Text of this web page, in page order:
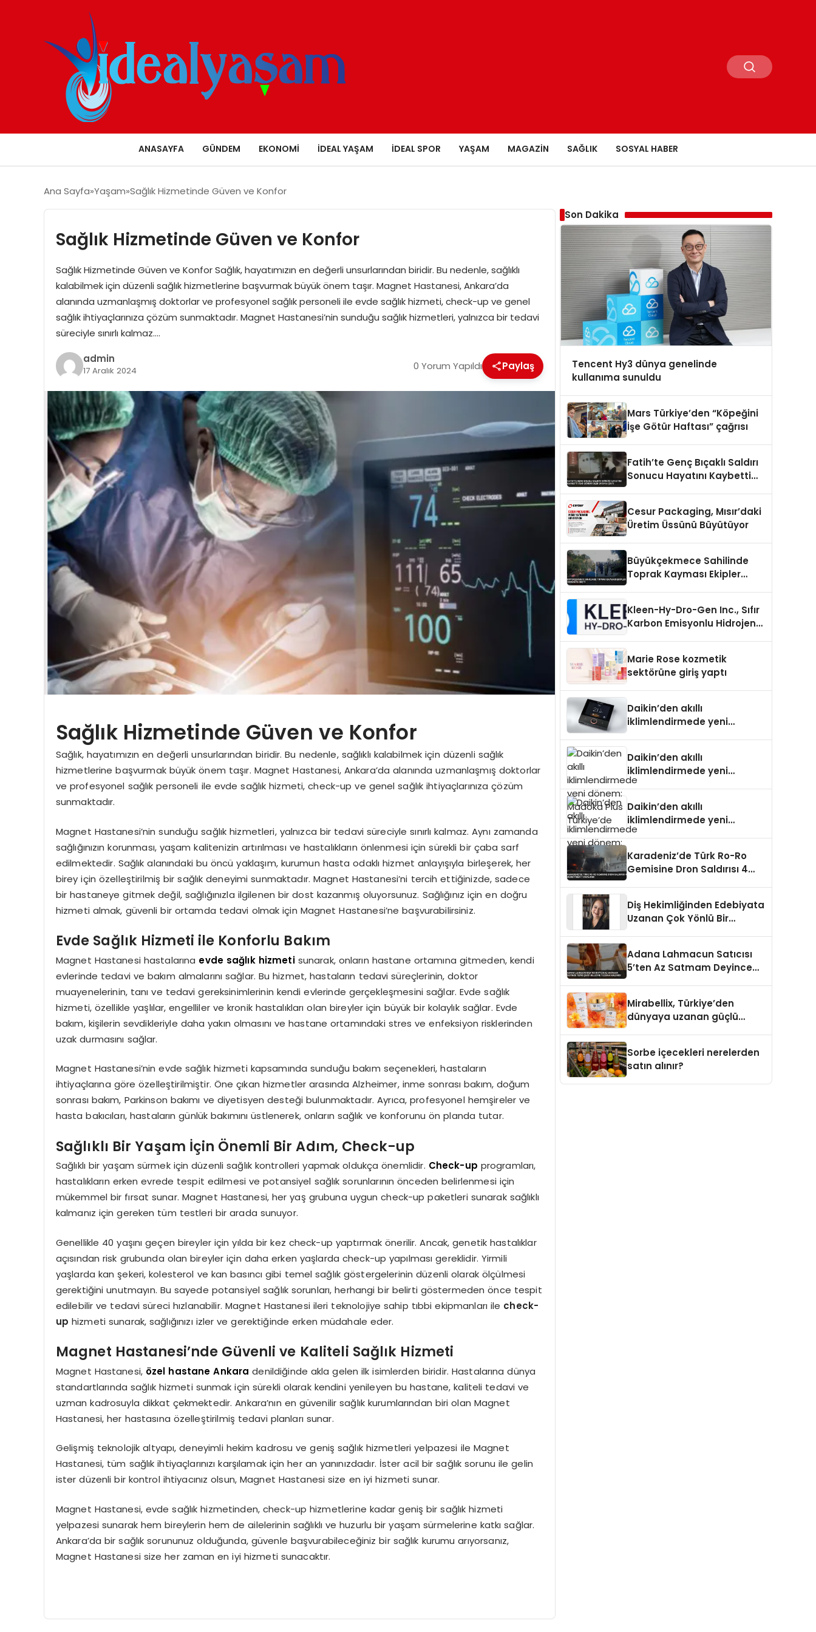
ANASAYFA GÜNDEM EKONOMI İDEAL YAŞAM İDEAL SPOR YAŞAM MAGAZIN SAĞLIK SOSYAL HABER
Ana Sayfa Yaşam Sağlık Hizmetinde Güven ve Konfor
Sağlık Hizmetinde Güven ve Konfor
Sağlık Hizmetinde Güven ve Konfor Sağlık, hayatımızın en değerli unsurlarından biridir. Bu nedenle, sağlıklı
kalabilmek için düzenli sağlık hizmetlerine başvurmak büyük önem taşır. Magnet Hastanesi, Ankara’da
alanında uzmanlaşmış doktorlar ve profesyonel sağlık personeli ile evde sağlık hizmeti, check-up ve genel
sağlık ihtiyaçlarınıza çözüm sunmaktadır. Magnet Hastanesi’nin sunduğu sağlık hizmetleri, yalnızca bir tedavi
süreciyle sınırlı kalmaz….
admin
17 Aralık 2024 0 Yorum Yapıldı Paylaş
Sağlık Hizmetinde Güven ve Konfor
Sağlık, hayatımızın en değerli unsurlarından biridir. Bu nedenle, sağlıklı kalabilmek için düzenli sağlık
hizmetlerine başvurmak büyük önem taşır. Magnet Hastanesi, Ankara’da alanında uzmanlaşmış doktorlar
ve profesyonel sağlık personeli ile evde sağlık hizmeti, check-up ve genel sağlık ihtiyaçlarınıza çözüm
sunmaktadır.
Magnet Hastanesi’nin sunduğu sağlık hizmetleri, yalnızca bir tedavi süreciyle sınırlı kalmaz. Aynı zamanda
sağlığınızın korunması, yaşam kalitenizin artırılması ve hastalıkların önlenmesi için sürekli bir çaba sarf
edilmektedir. Sağlık alanındaki bu öncü yaklaşım, kurumun hasta odaklı hizmet anlayışıyla birleşerek, her
birey için özelleştirilmiş bir sağlık deneyimi sunmaktadır. Magnet Hastanesi’ni tercih ettiğinizde, sadece
bir hastaneye gitmek değil, sağlığınızla ilgilenen bir dost kazanmış oluyorsunuz. Sağlığınız için en doğru
hizmeti almak, güvenli bir ortamda tedavi olmak için Magnet Hastanesi’ne başvurabilirsiniz.
Evde Sağlık Hizmeti ile Konforlu Bakım
Magnet Hastanesi hastalarına evde sağlık hizmetisunarak, onların hastane ortamına gitmeden, kendi
evlerinde tedavi ve bakım almalarını sağlar. Bu hizmet, hastaların tedavi süreçlerinin, doktor
muayenelerinin, tanı ve tedavi gereksinimlerinin kendi evlerinde gerçekleşmesini sağlar. Evde sağlık
hizmeti, özellikle yaşlılar, engelliler ve kronik hastalıkları olan bireyler için büyük bir kolaylık sağlar. Evde
bakım, kişilerin sevdikleriyle daha yakın olmasını ve hastane ortamındaki stres ve enfeksiyon risklerinden
uzak durmasını sağlar.
Magnet Hastanesi’nin evde sağlık hizmeti kapsamında sunduğu bakım seçenekleri, hastaların
ihtiyaçlarına göre özelleştirilmiştir. Öne çıkan hizmetler arasında Alzheimer, inme sonrası bakım, doğum
sonrası bakım, Parkinson bakımı ve diyetisyen desteği bulunmaktadır. Ayrıca, profesyonel hemşireler ve
hasta bakıcıları, hastaların günlük bakımını üstlenerek, onların sağlık ve konforunu ön planda tutar.
Sağlıklı Bir Yaşam İçin Önemli Bir Adım, Check-up
Sağlıklı bir yaşam sürmek için düzenli sağlık kontrolleri yapmak oldukça önemlidir. Check-up programları,
hastalıkların erken evrede tespit edilmesi ve potansiyel sağlık sorunlarının önceden belirlenmesi için
mükemmel bir fırsat sunar. Magnet Hastanesi, her yaş grubuna uygun check-up paketleri sunarak sağlıklı
kalmanız için gereken tüm testleri bir arada sunuyor.
Genellikle 40 yaşını geçen bireyler için yılda bir kez check-up yaptırmak önerilir. Ancak, genetik hastalıklar
açısından risk grubunda olan bireyler için daha erken yaşlarda check-up yapılması gereklidir. Yirmili
yaşlarda kan şekeri, kolesterol ve kan basıncı gibi temel sağlık göstergelerinin düzenli olarak ölçülmesi
gerektiğini unutmayın. Bu sayede potansiyel sağlık sorunları, herhangi bir belirti göstermeden önce tespit
edilebilir ve tedavi süreci hızlanabilir. Magnet Hastanesi ileri teknolojiye sahip tıbbi ekipmanları ile check-
up hizmeti sunarak, sağlığınızı izler ve gerektiğinde erken müdahale eder.
Magnet Hastanesi’nde Güvenli ve Kaliteli Sağlık Hizmeti
Magnet Hastanesi, özel hastane Ankara denildiğinde akla gelen ilk isimlerden biridir. Hastalarına dünya
standartlarında sağlık hizmeti sunmak için sürekli olarak kendini yenileyen bu hastane, kaliteli tedavi ve
uzman kadrosuyla dikkat çekmektedir. Ankara’nın en güvenilir sağlık kurumlarından biri olan Magnet
Hastanesi, her hastasına özelleştirilmiş tedavi planları sunar.
Gelişmiş teknolojik altyapı, deneyimli hekim kadrosu ve geniş sağlık hizmetleri yelpazesi ile Magnet
Hastanesi, tüm sağlık ihtiyaçlarınızı karşılamak için her an yanınızdadır. İster acil bir sağlık sorunu ile gelin
ister düzenli bir kontrol ihtiyacınız olsun, Magnet Hastanesi size en iyi hizmeti sunar.
Magnet Hastanesi, evde sağlık hizmetinden, check-up hizmetlerine kadar geniş bir sağlık hizmeti
yelpazesi sunarak hem bireylerin hem de ailelerinin sağlıklı ve huzurlu bir yaşam sürmelerine katkı sağlar.
Ankara’da bir sağlık sorununuz olduğunda, güvenle başvurabileceğiniz bir sağlık kurumu arıyorsanız,
Magnet Hastanesi size her zaman en iyi hizmeti sunacaktır.
Son Dakika
Tencent Hy3 dünya genelinde
kullanıma sunuldu
Mars Türkiye’den “Köpeğini
İşe Götür Haftası” çağrısı
Fatih’te Genç Bıçaklı Saldırı
Sonucu Hayatını Kaybetti
Cesur Packaging, Mısır’daki
Üretim Üssünü Büyütüyor
Büyükçekmece Sahilinde
Toprak Kayması Ekipler
Kleen-Hy-Dro-Gen Inc., Sıfır
Karbon Emisyonlu Hidrojen
Aldı
Marie Rose kozmetik
sektörüne giriş yaptı
Daikin’den akıllı
iklimlendirmede yeni
Daikin’den akıllı
iklimlendirmede yeni
dönem: Madoka Plus
Daikin’den akıllı
iklimlendirmede yeni
dönem: Madoka Plus
Karadeniz’de Türk Ro-Ro
Gemisine Dron Saldırısı 4
Diş Hekimliğinden Edebiyata
Uzanan Çok Yönlü Bir
Adana Lahmacun Satıcısı
5’ten Az Satmam Deyince
Mirabellix, Türkiye’den
dünyaya uzanan güçlü
Sorbe içecekleri nerelerden
satın alınır?